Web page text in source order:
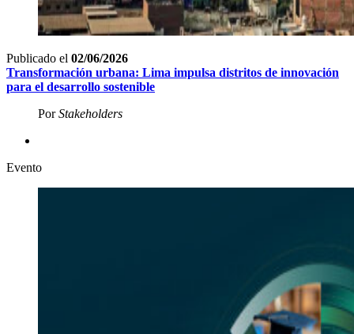
Publicado el 02/06/2026
Transformación urbana: Lima impulsa distritos de innovación
para el desarrollo sostenible
PorStakeholders
Evento